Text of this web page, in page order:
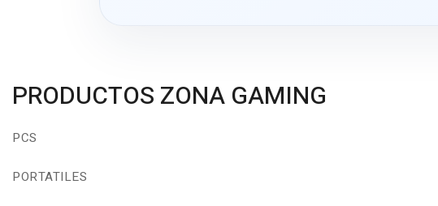
PRODUCTOS ZONA GAMING
PCS
PORTATILES